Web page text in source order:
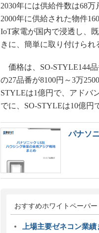
2030年には供給件数は68
2000年に供給された物件
IoT家電が国内で浸透し、
きに、簡単に取り付けられ
価格は、SO-STYLE144
の27品番が8100円～3万
STYLEは1億円で、アドバ
でに、SO-STYLEは10億円
パナソ
おすすめホワイトペーパー
上場主要ゼネコン業